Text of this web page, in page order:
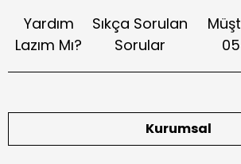
Yardım
Lazım Mı?
Sıkça Sorulan
Sorular
Kurumsal